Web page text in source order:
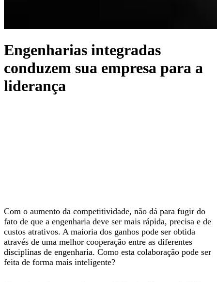
Engenharias integradas
conduzem sua empresa para a
liderança
Com o aumento da competitividade, não dá para fugir do
fato de que a engenharia deve ser mais rápida, precisa e de
custos atrativos. A maioria dos ganhos pode ser obtida
através de uma melhor cooperação entre as diferentes
disciplinas de engenharia. Como esta colaboração pode ser
feita de forma mais inteligente?